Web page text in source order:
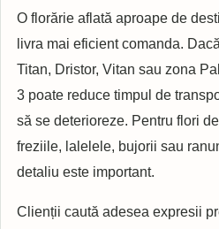
O florărie aflată aproape de
livra mai eficient comanda.
Titan, Dristor, Vitan sau zona
3 poate reduce timpul de
să se deterioreze. Pentru flori
freziile, lalelele, bujorii sau
detaliu este important.
Clienții caută adesea expresii